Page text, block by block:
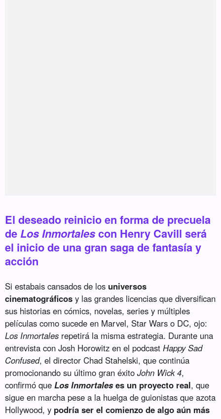
El deseado reinicio en forma de precuela
de Los Inmortalescon Henry Cavill será
el inicio de una gran saga de fantasía y
acción
Si estabais cansados de los universos
cinematográficos y las grandes licencias que diversifican
sus historias en cómics, novelas, series y múltiples
películas como sucede en Marvel, Star Wars o DC, ojo:
Los Inmortales repetirá la misma estrategia. Durante una
entrevista con Josh Horowitz en el podcastHappy Sad
Confused, el director Chad Stahelski, que continúa
promocionando su último gran éxitoJohn Wick 4,
confirmó que Los Inmortaleses un proyecto real, que
sigue en marcha pese a la huelga de guionistas que azota
Hollywood, y podría ser el comienzo de algo aún más